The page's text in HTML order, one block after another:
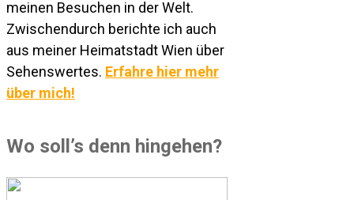
meinen Besuchen in der Welt.
Zwischendurch berichte ich auch
aus meiner Heimatstadt Wien über
Sehenswertes. Erfahre hier mehr
über mich!
Wo soll’s denn hingehen?